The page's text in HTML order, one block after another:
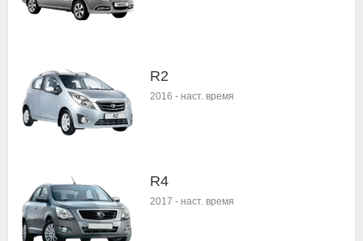
R2
2016 - наст. время
R4
2017 - наст. время